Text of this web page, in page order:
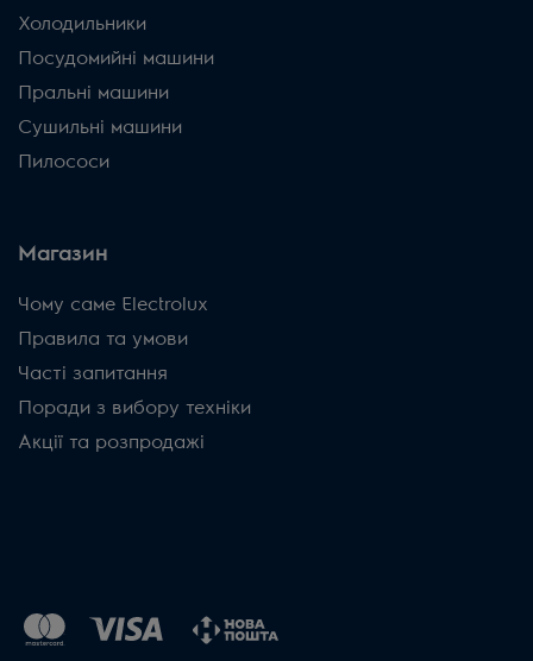
Холодильники
Посудомийні машини
Пральні машини
Сушильні машини
Пилососи
Магазин
Чому саме Electrolux
Правила та умови
Часті запитання
Поради з вибору техніки
Акції та розпродажі